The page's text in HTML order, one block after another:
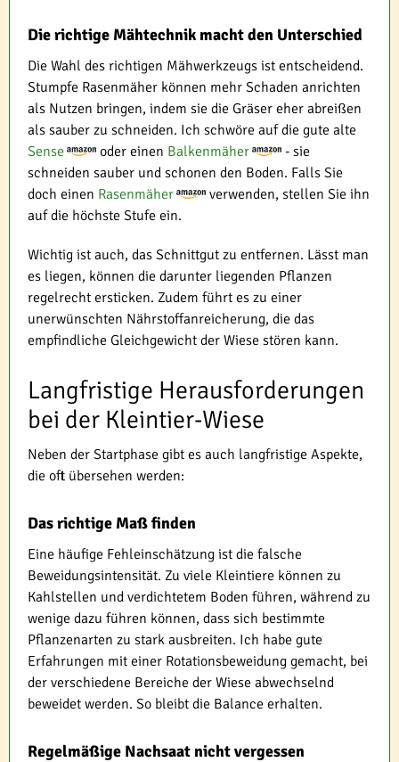
Die richtige Mähtechnik macht den Unterschied
Die Wahl des richtigen Mähwerkzeugs ist entscheidend.
Stumpfe Rasenmäher können mehr Schaden anrichten
als Nutzen bringen, indem sie die Gräser eher abreißen
als sauber zu schneiden. Ich schwöre auf die gute alte
Sense
oder einen Balkenmäher
- sie
schneiden sauber und schonen den Boden. Falls Sie
doch einen Rasenmäher
verwenden, stellen Sie ihn
auf die höchste Stufe ein.
Wichtig ist auch, das Schnittgut zu entfernen. Lässt man
es liegen, können die darunter liegenden Pflanzen
regelrecht ersticken. Zudem führt es zu einer
unerwünschten Nährstoffanreicherung, die das
empfindliche Gleichgewicht der Wiese stören kann.
Langfristige Herausforderungen
bei der Kleintier-Wiese
Neben der Startphase gibt es auch langfristige Aspekte,
die oft übersehen werden:
Das richtige Maß finden
Eine häufige Fehleinschätzung ist die falsche
Beweidungsintensität. Zu viele Kleintiere können zu
Kahlstellen und verdichtetem Boden führen, während zu
wenige dazu führen können, dass sich bestimmte
Pflanzenarten zu stark ausbreiten. Ich habe gute
Erfahrungen mit einer Rotationsbeweidung gemacht, bei
der verschiedene Bereiche der Wiese abwechselnd
beweidet werden. So bleibt die Balance erhalten.
Regelmäßige Nachsaat nicht vergessen